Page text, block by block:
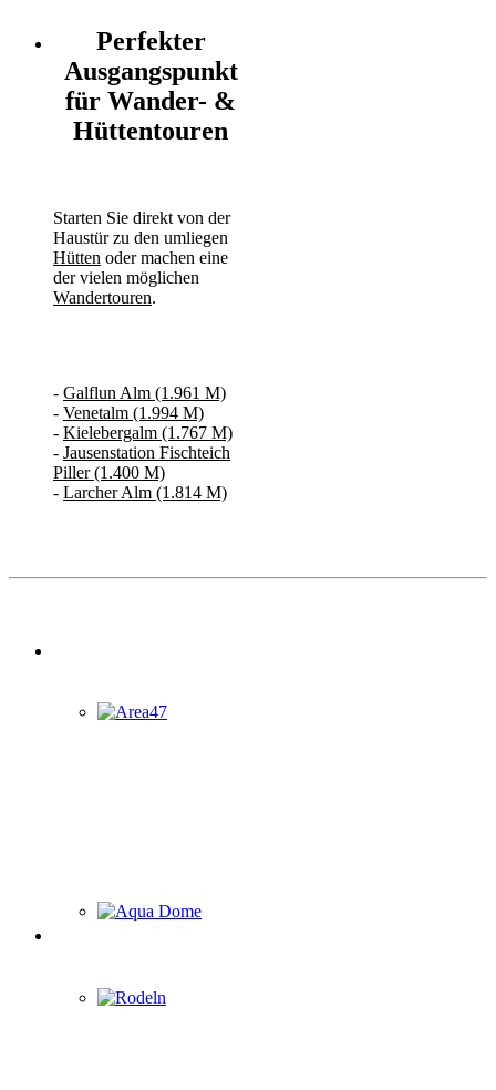
Perfekter
Ausgangspunkt
für Wander- &
Hüttentouren
Starten Sie direkt von der
Haustür zu den umliegen
Hütten oder machen eine
der vielen möglichen
Wandertouren.
- Galflun Alm (1.961 M)
- Venetalm (1.994 M)
- Kielebergalm (1.767 M)
- Jausenstation Fischteich
Piller (1.400 M)
- Larcher Alm (1.814 M)